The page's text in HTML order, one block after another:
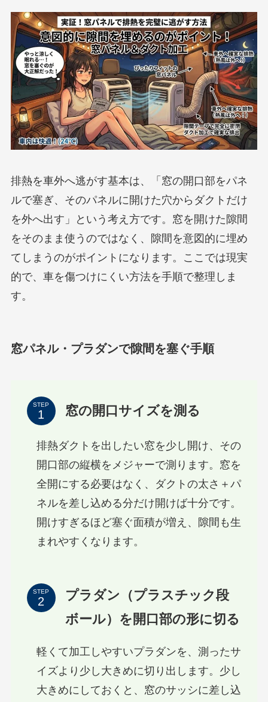
排熱を車外へ逃がす基本は、「窓の開口部をパネ
ルで塞ぎ、そのパネルに開けた穴からダクトだけ
を外へ出す」という考え方です。窓を開けた隙間
をそのまま使うのではなく、隙間を意図的に埋め
てしまうのがポイントになります。ここでは現実
的で、車を傷つけにくい方法を手順で整理しま
す。
窓パネル・プラダンで隙間を塞ぐ手順
STEP 窓の開口サイズを測る
排熱ダクトを出したい窓を少し開け、その
開口部の縦横をメジャーで測ります。窓を
全開にする必要はなく、ダクトの太さ＋パ
ネルを差し込める分だけ開けば十分です。
開けすぎるほど塞ぐ面積が増え、隙間も生
まれやすくなります。
STEP
プラダン（プラスチック段
ボール）を開口部の形に切る
軽くて加工しやすいプラダンを、測ったサ
イズより少し大きめに切り出します。少し
大きめにしておくと、窓のサッシに差し込